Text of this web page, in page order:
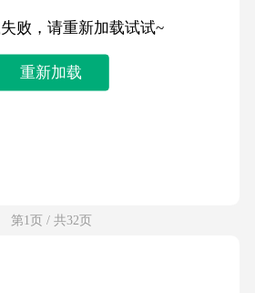
败，请重新加载试试~
重新加载
第1页 / 共32页